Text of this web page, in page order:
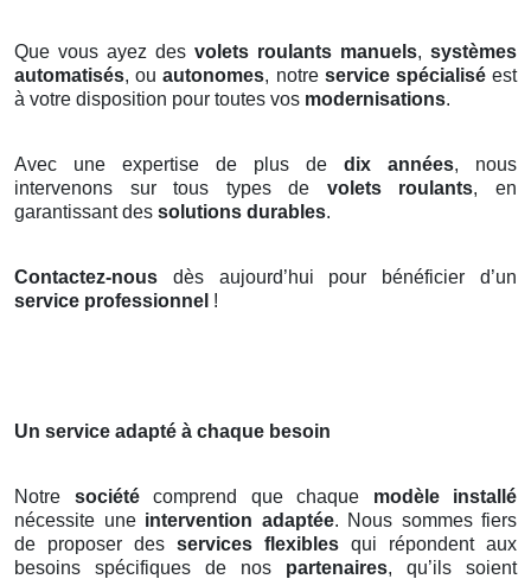
Que vous ayez des volets roulants manuels, systèmes
automatisés, ouautonomes, notre service spécialiséest
à votre disposition pour toutes vos modernisations.
Avec une expertise de plus de dix années, nous
intervenons sur tous types de volets roulants, en
garantissant des solutions durables.
Contactez-nous dès aujourd’hui pour bénéficier d’un
service professionnel !
Un service adapté à chaque besoin
Notre sociétécomprend que chaque modèle installé
nécessite une intervention adaptée. Nous sommes fiers
de proposer des services flexibles qui répondent aux
besoins spécifiques de nos partenaires, qu’ils soient